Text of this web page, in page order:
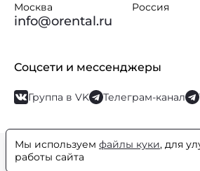
Москва Россия
info@orental.ru
Соцсети и мессенджеры
Группа в VK Телеграм-канал
© Orental.ru 2007–2026Интернет-магазин
косметики
Мы используем файлы куки, для
работы сайта